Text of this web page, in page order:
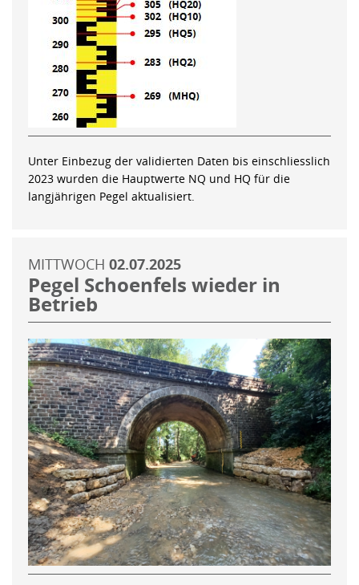
Unter Einbezug der validierten Daten bis einschliesslich
2023 wurden die Hauptwerte NQ und HQ für die
langjährigen Pegel aktualisiert.
MITTWOCH 02.07.2025
Pegel Schoenfels wieder in
Betrieb